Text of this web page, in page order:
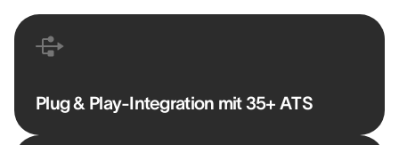
Plug & Play-Integration mit 35+ ATS